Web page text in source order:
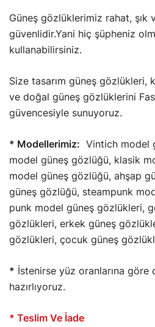
Güneş gözlüklerimiz rahat, şık
güvenlidir.Yani hiç şüpheniz
kullanabilirsiniz.
Size tasarım güneş gözlükleri,
ve doğal güneş gözlüklerini
güvencesiyle sunuyoruz.
* Modellerimiz: Vintich model
model güneş gözlüğü, klasik
model güneş gözlüğü, ahşap
güneş gözlüğü, steampunk
punk model güneş gözlükleri,
gözlükleri, erkek güneş
gözlükleri, çocuk güneş
* İstenirse yüz oranlarına göre
hazırlıyoruz.
* Teslim Ve İade